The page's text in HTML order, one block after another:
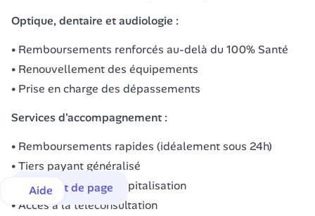
Aide
Optique, dentaire et audiologie :
Remboursements renforcés au-delà du 100% Santé
Renouvellement des équipements
Prise en charge des dépassements
Services d'accompagnement :
Remboursements rapides (idéalement sous 24h)
Tiers payant généralisé
Assistance après hospitalisation
Accès à la téléconsultation
Haut de page